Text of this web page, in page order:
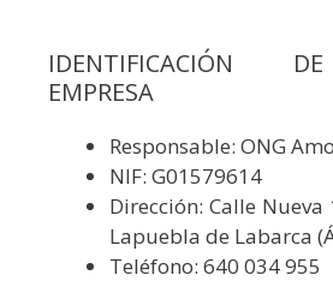
IDENTIFICACIÓN
EMPRESA
Responsable: ONG
NIF: G01579614
Dirección: Calle Nueva
Lapuebla de Labarca
Teléfono: 640 034 955